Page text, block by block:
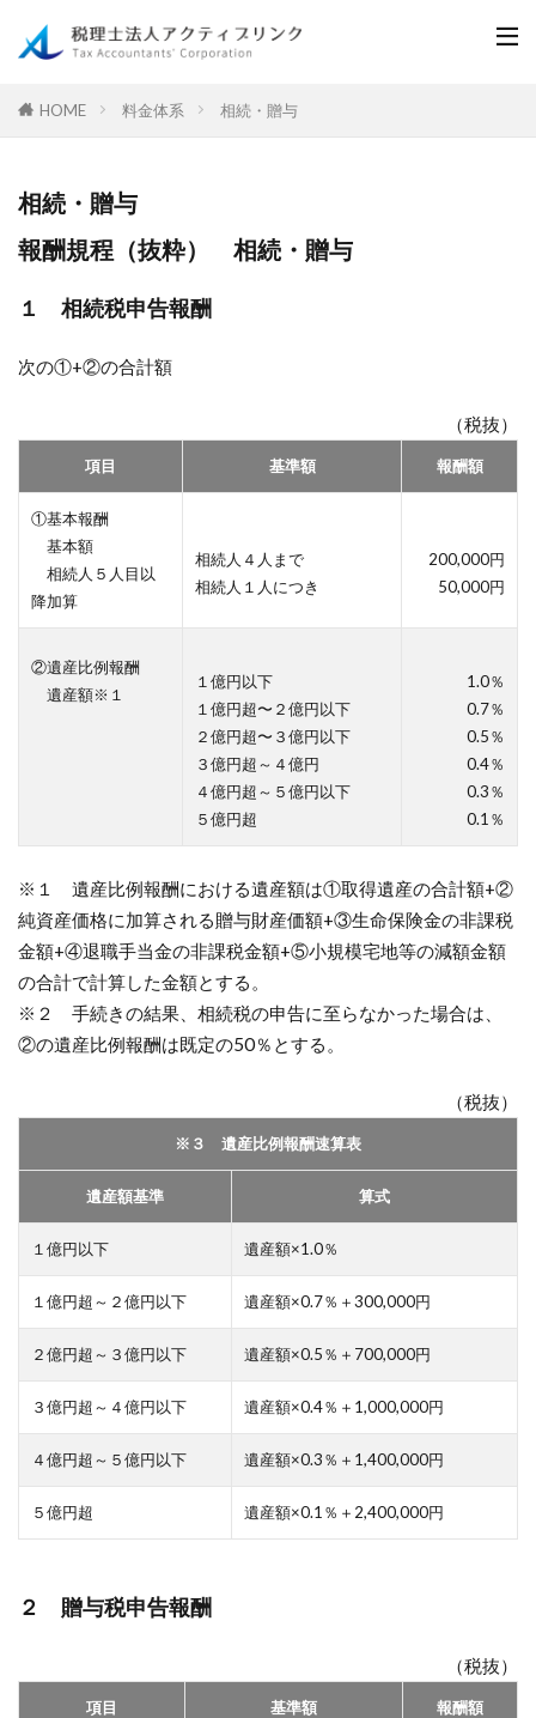
HOME 料金体系 相続・贈与
相続・贈与
報酬規程（抜粋） 相続・贈与
１ 相続税申告報酬
次の①+②の合計額
（税抜）
項目 基準額 報酬額
①基本報酬
基本額
相続人５人目以
降加算
相続人４人まで
相続人１人につき
200,000円
50,000円
②遺産比例報酬
遺産額※１
１億円以下
１億円超〜２億円以下
２億円超〜３億円以下
３億円超～４億円
４億円超～５億円以下
５億円超
1.0％
0.7％
0.5％
0.4％
0.3％
0.1％
※１ 遺産比例報酬における遺産額は①取得遺産の合計額+②
純資産価格に加算される贈与財産価額+③生命保険金の非課税
金額+④退職手当金の非課税金額+⑤小規模宅地等の減額金額
の合計で計算した金額とする。
※２ 手続きの結果、相続税の申告に至らなかった場合は、
②の遺産比例報酬は既定の50％とする。
（税抜）
※３ 遺産比例報酬速算表
遺産額基準 算式
１億円以下 遺産額×1.0％
１億円超～２億円以下 遺産額×0.7％＋300,000円
２億円超～３億円以下 遺産額×0.5％＋700,000円
３億円超～４億円以下 遺産額×0.4％＋1,000,000円
４億円超～５億円以下 遺産額×0.3％＋1,400,000円
５億円超 遺産額×0.1％＋2,400,000円
２ 贈与税申告報酬
（税抜）
項目 基準額 報酬額